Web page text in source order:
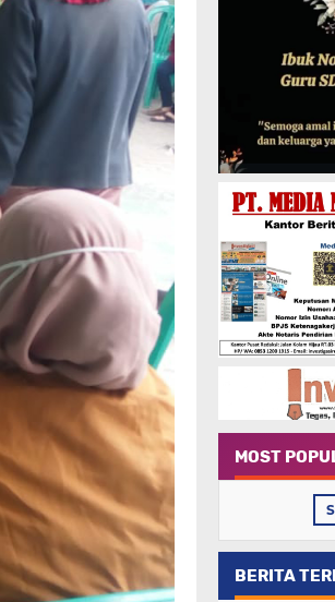
MOST
BERITA